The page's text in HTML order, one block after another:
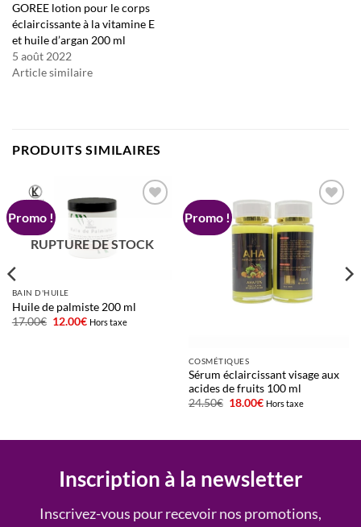
GOREE lotion pour le corps
éclaircissante à la vitamine E
et huile d’argan 200 ml
5 août 2022
Article similaire
PRODUITS SIMILAIRES
Promo !
d’envies
RUPTURE DE STOCK
BAIN D'HUILE
Huile de palmiste 200 ml
17.00€ Le
12.00€LeHors taxe
Promo !
Ajouter
à la liste
d’envies
COSMÉTIQUES
Sérum éclaircissant visage aux
acides de fruits 100 ml
24.50€ Le
24.50€.
18.00€Le
18.00€.
Hors taxe
Inscription à la newsletter
Inscrivez-vous pour recevoir nos promotions,